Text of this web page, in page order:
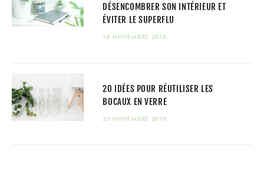
DÉSENCOMBRER SON INTÉRIEUR ET
ÉVITER LE SUPERFLU
14 NOVEMBRE 2018
20 IDÉES POUR RÉUTILISER LES
BOCAUX EN VERRE
20 NOVEMBRE 2019